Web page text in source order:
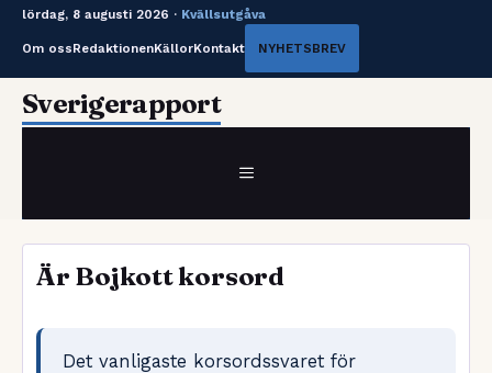
lördag, 8 augusti 2026 · Kvällsutgåva
Om ossRedaktionenKällorKontakt NYHETSBREV
HoppaSverigerapport
MENY
Är Bojkott korsord
Det vanligaste korsordssvaret för